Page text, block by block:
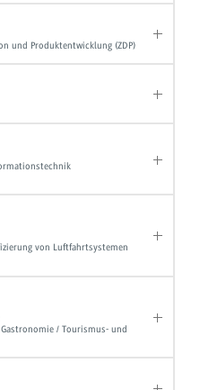
und Produktentwicklung (ZDP)
von Luftfahrtsystemen
/ Tourismus- und